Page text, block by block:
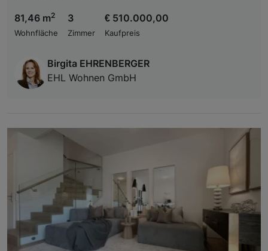
81,46 m2
Wohnfläche
3
Zimmer
€ 510.000,00
Kaufpreis
Birgita EHRENBERGER
EHL Wohnen GmbH